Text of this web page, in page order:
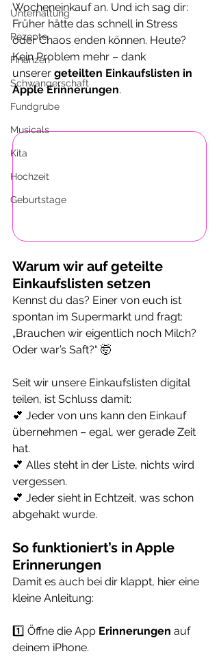
Unterhaltung
Rezepte
Finanzen
Schwangerschaft
Fundgrube
Musicals
Kita
Hochzeit
Geburtstage
Wocheneinkauf an. Und ich sag dir:
Früher hätte das schnell in Stress
oder Chaos enden können. Heute?
Kein Problem mehr – dank
unserer geteilten Einkaufslisten in
Apple Erinnerungen.
Warum wir auf geteilte
Einkaufslisten setzen
Kennst du das? Einer von euch ist
spontan im Supermarkt und fragt:
„Brauchen wir eigentlich noch Milch?
Oder war’s Saft?“ 🤯
Seit wir unsere Einkaufslisten digital
teilen, ist Schluss damit:
💕 Jeder von uns kann den Einkauf
übernehmen – egal, wer gerade Zeit
hat.
💕 Alles steht in der Liste, nichts wird
vergessen.
💕 Jeder sieht in Echtzeit, was schon
abgehakt wurde.
So funktioniert’s in Apple
Erinnerungen
Damit es auch bei dir klappt, hier eine
kleine Anleitung:
1️⃣ Öffne die App Erinnerungen auf
deinem iPhone.